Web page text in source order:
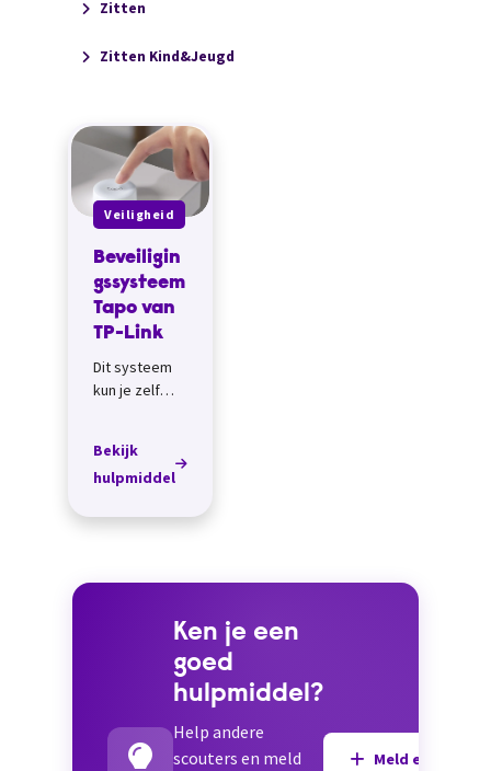
Zitten
Zitten Kind&Jeugd
Veiligheid
Beveiligin
gssysteem
Tapo van
TP-Link
Dit systeem
kun je zelf
onderdelen.
Je hebt ze
Bekijk
hulpmiddel
Ken je een
goed
hulpmiddel?
Help andere
scouters en meld
Meld een